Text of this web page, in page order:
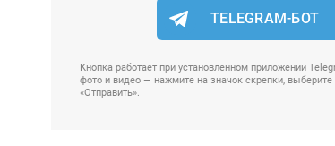
TELEGRAM-БОТ
Кнопка работает при установленном приложении
фото и видео — нажмите на значок скрепки,
«Отправить».